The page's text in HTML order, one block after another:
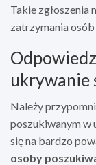
Takie zgłoszenia
zatrzymania
ukrywanie
Należy
poszukiwanym w
się na bardzo
osoby